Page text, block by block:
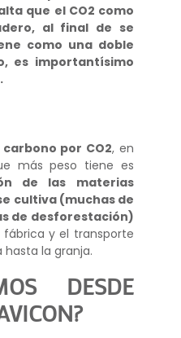
que el CO2 como
al final de se
como una doble
es importantísimo
por CO2, en
más peso tiene es
de las materias
cultiva (muchas de
de desforestación)
fábrica y el transporte
hasta la granja.
DESDE